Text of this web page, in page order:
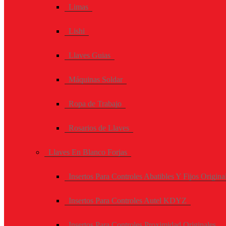
Limas
Lishi
Llaves Guias
Máquinas Soldar
Ropa de Trabajo
Rosarios de Llaves
Llaves En Blanco Forjas
Insertos Para Controles Abatibles Y Fijos
Insertos Para Controles Autel KDYZ